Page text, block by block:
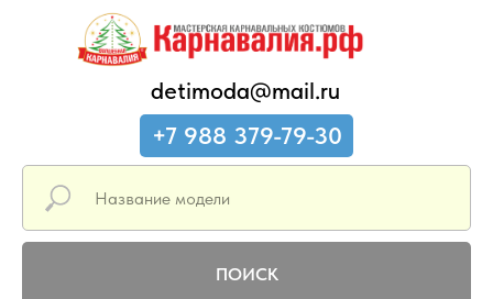
detimoda@mail.ru
+7 988 379-79-30
ПОИСК